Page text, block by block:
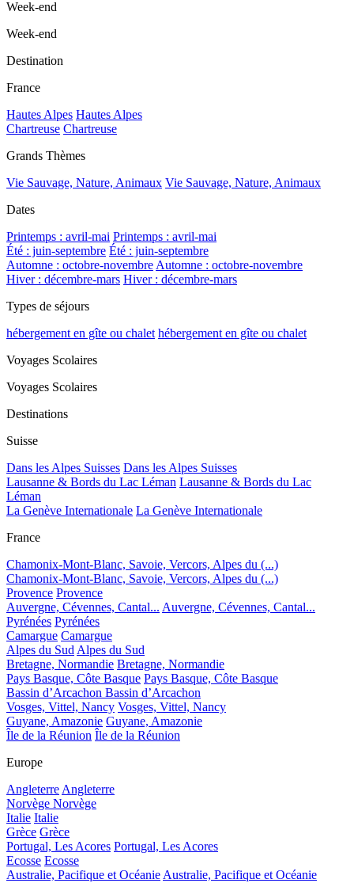
Week-end
Week-end
Destination
France
Hautes Alpes Hautes Alpes
Chartreuse Chartreuse
Grands Thèmes
Vie Sauvage, Nature, Animaux Vie Sauvage, Nature, Animaux
Dates
Printemps : avril-mai Printemps : avril-mai
Été : juin-septembre Été : juin-septembre
Automne : octobre-novembreAutomne : octobre-novembre
Hiver : décembre-mars Hiver : décembre-mars
Types de séjours
hébergement en gîte ou chalet hébergement en gîte ou chalet
Voyages Scolaires
Voyages Scolaires
Destinations
Suisse
Dans les Alpes Suisses Dans les Alpes Suisses
Lausanne & Bords du Lac Léman Lausanne & Bords du Lac
Léman
La Genève Internationale La Genève Internationale
France
Chamonix-Mont-Blanc, Savoie, Vercors, Alpes du (...)
Chamonix-Mont-Blanc, Savoie, Vercors, Alpes du (...)
Provence Provence
Auvergne, Cévennes, Cantal... Auvergne, Cévennes, Cantal...
Pyrénées Pyrénées
Camargue Camargue
Alpes du SudAlpes du Sud
Bretagne, Normandie Bretagne, Normandie
Pays Basque, Côte Basque Pays Basque, Côte Basque
Bassin d’Arcachon Bassin d’Arcachon
Vosges, Vittel, Nancy Vosges, Vittel, Nancy
Guyane, Amazonie Guyane, Amazonie
Île de la Réunion Île de la Réunion
Europe
AngleterreAngleterre
Norvège Norvège
Italie Italie
Grèce Grèce
Portugal, Les Acores Portugal, Les Acores
Ecosse Ecosse
Australie, Pacifique et OcéanieAustralie, Pacifique et Océanie